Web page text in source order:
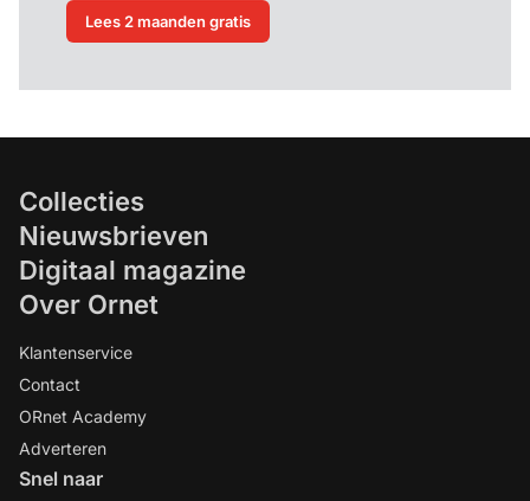
Lees 2 maanden gratis
Collecties
Nieuwsbrieven
Digitaal magazine
Over Ornet
Klantenservice
Contact
ORnet Academy
Adverteren
Snel naar